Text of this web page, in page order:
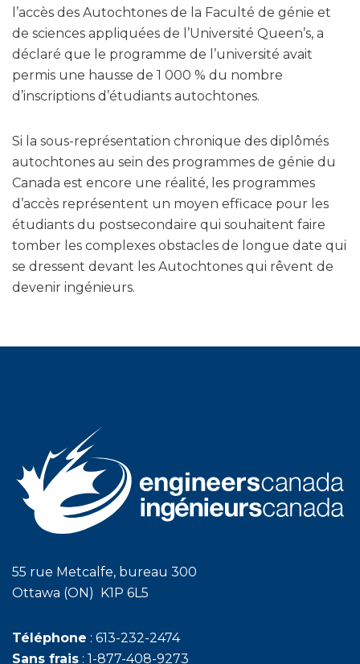
l’accès des Autochtones de la Faculté de génie et
de sciences appliquées de l’Université Queen’s, a
déclaré que le programme de l’université avait
permis une hausse de 1 000 % du nombre
d’inscriptions d’étudiants autochtones.
Si la sous-représentation chronique des diplômés
autochtones au sein des programmes de génie du
Canada est encore une réalité, les programmes
d’accès représentent un moyen efficace pour les
étudiants du postsecondaire qui souhaitent faire
tomber les complexes obstacles de longue date qui
se dressent devant les Autochtones qui rêvent de
devenir ingénieurs.
55 rue Metcalfe, bureau 300
Ottawa (ON) K1P 6L5
Téléphone : 613-232-2474
Sans frais : 1-877-408-9273